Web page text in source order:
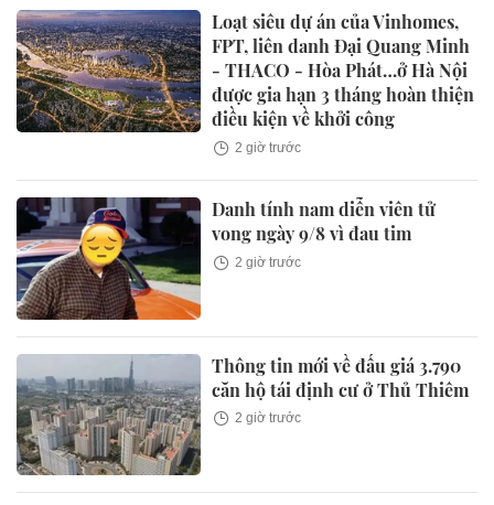
Loạt siêu dự án của Vinhomes,
FPT, liên danh Đại Quang Minh
- THACO - Hòa Phát…ở Hà Nội
được gia hạn 3 tháng hoàn thiện
điều kiện về khởi công
2 giờ trước
Danh tính nam diễn viên tử
vong ngày 9/8 vì đau tim
2 giờ trước
Thông tin mới về đấu giá 3.790
căn hộ tái định cư ở Thủ Thiêm
2 giờ trước